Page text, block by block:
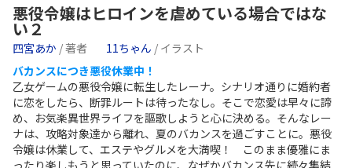
悪役令嬢はヒロインを虐めている場合ではな
い２
四宮あか / 著者 11ちゃん / イラスト
バカンスにつき悪役休業中！
乙女ゲームの悪役令嬢に転生したレーナ。シナリオ通りに婚約者
に恋をしたら、断罪ルートは待ったなし。そこで恋愛は早々に諦
め、お気楽異世界ライフを謳歌しようと心に決める。そんなレー
ナは、攻略対象達から離れ、夏のバカンスを過ごすことに。悪役
令嬢は休業して、エステやグルメを大満喫！ このまま優雅にま